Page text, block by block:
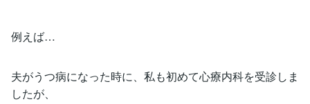
例えば…
夫がうつ病になった時に、私も初めて心療内科を受診しま
したが、